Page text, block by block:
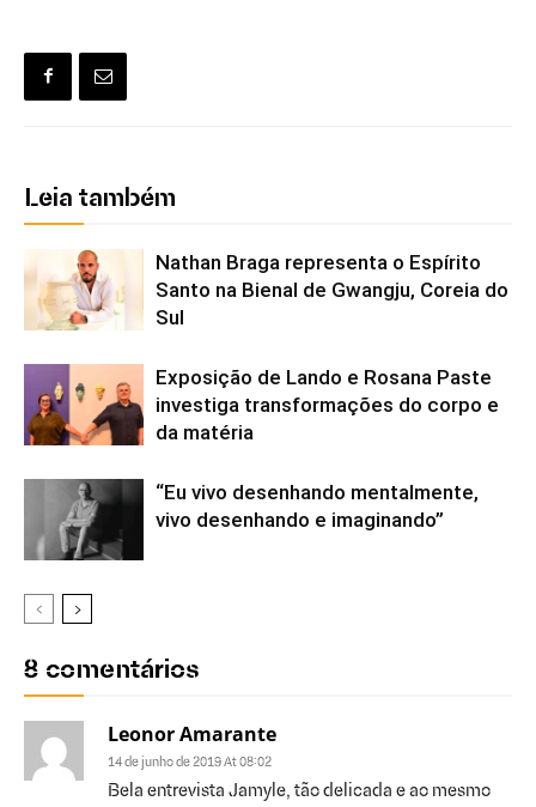
Leia também
Nathan Braga representa o Espírito
Santo na Bienal de Gwangju, Coreia do
Sul
Exposição de Lando e Rosana Paste
investiga transformações do corpo e
da matéria
“Eu vivo desenhando mentalmente,
vivo desenhando e imaginando”
8 comentários
Leonor Amarante
14 de junho de 2019 At 08:02
Bela entrevista Jamyle, tão delicada e ao mesmo